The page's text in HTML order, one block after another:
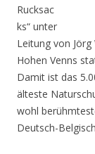
Rucksac
ks“ unter
Leitung von
Hohen Venns
Damit ist das
älteste
wohl
Deutsch-